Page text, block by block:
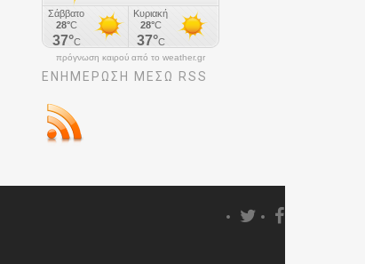
πρόγνωση καιρού από το weather.gr
ΕΝΗΜΈΡΩΣΉ ΜΕΣΩ RSS